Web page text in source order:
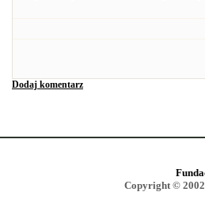
Dodaj komentarz
Copyright ©